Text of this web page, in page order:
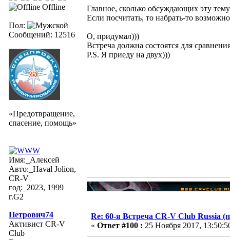
Offline
Пол:
Сообщений: 12516
«Предотвращение,
спасение, помощь»
Имя:_Алексей
Авто:_Haval Jolion,
CR-V
год:_2023, 1999
г.G2
Главное, сколько обсуждающих эту
Если посчитать, то набрать-то
О, придумал)))
Встреча должна состоятся для
P.S. Я приеду на двух)))
Петрович74
Активист CR-V
Club
Re: 60-я Встреча CR-V Club Russia
« Ответ #100 : 25 Ноября 2017,